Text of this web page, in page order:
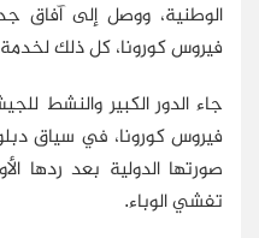
الوطنية، ووصل إلى آفاق
فيروس كورونا، كل ذلك لخدمة
جاء الدور الكبير والنشط
فيروس كورونا، في سياق
صورتها الدولية بعد ردها
تفشي الوباء.